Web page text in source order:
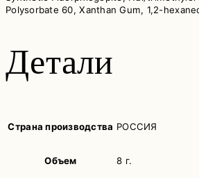
Polysorbate 60, Xanthan Gum, 1,2-
Детали
Страна производства РОССИЯ
Объем 8 г.